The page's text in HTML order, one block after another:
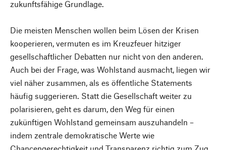
zukunftsfähige Grundlage.
Die meisten Menschen wollen beim Lösen der Krisen
kooperieren, vermuten es im Kreuzfeuer hitziger
gesellschaftlicher Debatten nur nicht von den anderen.
Auch bei der Frage, was Wohlstand ausmacht, liegen wir
viel näher zusammen, als es öffentliche Statements
häufig suggerieren. Statt die Gesellschaft weiter zu
polarisieren, geht es darum, den Weg für einen
zukünftigen Wohlstand gemeinsam auszuhandeln –
indem zentrale demokratische Werte wie